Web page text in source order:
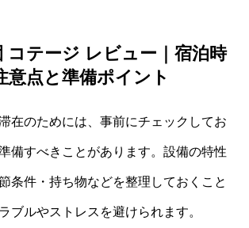
コテージ レビュー｜宿泊時
意点と準備ポイント
在のためには、事前にチェックしてお
備すべきことがあります。設備の特性
条件・持ち物などを整理しておくこと
ブルやストレスを避けられます。